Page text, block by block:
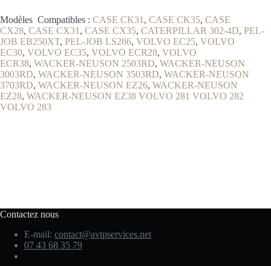
Modèles Compatibles : CASE CK31 , CASE CK35, CASE
CX28, CASE CX31 , CASE CX35, CATERPILLAR 302-4D, PEL-
JOB EB250XT, PEL-JOB LS286, VOLVO EC25, VOLVO
EC30, VOLVO EC35, VOLVO ECR28, VOLVO
ECR38, WACKER-NEUSON 2503RD, WACKER-NEUSON
3003RD, WACKER-NEUSON 3503RD, WACKER-NEUSON
3703RD, WACKER-NEUSON EZ26, WACKER-NEUSON
EZ28, WACKER-NEUSON EZ38 VOLVO 281 VOLVO 282
VOLVO 283
Contactez nous
E-mail: contact@avtpservices.net
07 43 68 35 79